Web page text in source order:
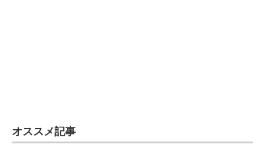
オススメ記事